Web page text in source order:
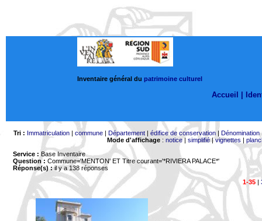
Inventaire général du patrimoine culturel
Accueil |
Tri : Immatriculation| commune| Département| édifice de conservation| Dénomination
Mode d'affichage: notice| simplifié|vignettes |
Service : Base Inventaire
Question : Commune='MENTON' ET Titre courant='*RIVIERA PALACE*'
Réponse(s) :il y a 138 réponses
1-35|